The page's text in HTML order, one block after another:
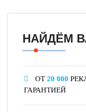
НАЙДЁМ
ОТ 20 000
ГАРАНТИЕЙ